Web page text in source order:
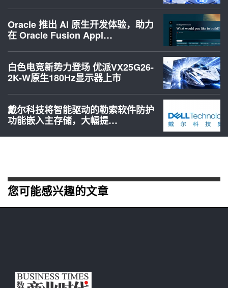
Oracle 推出 AI 原生开发体验，助力
在 Oracle Fusion Appl…
白色电竞新势力登场 优派VX25G26-
2K-W原生180Hz显示器上市
戴尔科技将智能驱动的勒索软件防护
功能嵌入主存储，大幅提…
您可能感兴趣的文章